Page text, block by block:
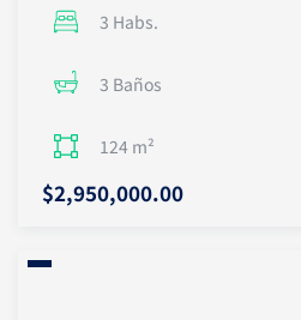
3 Habs.
3 Baños
124 m²
$2,950,000.00